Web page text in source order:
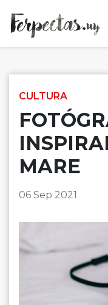
CULTURA
MARE
06 Sep 2021